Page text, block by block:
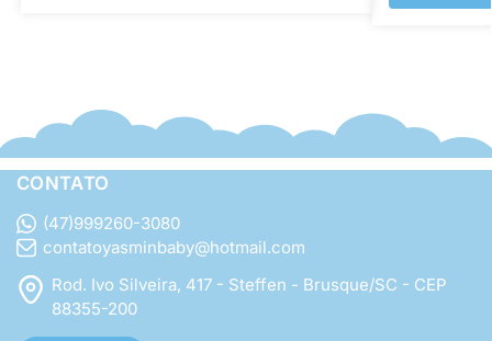
CONTATO
(47)999260-3080
contatoyasminbaby@hotmail.com
Rod. Ivo Silveira, 417 - Steffen - Brusque/SC - CEP
88355-200